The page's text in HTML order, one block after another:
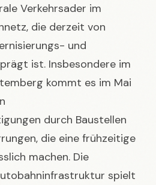
Verkehrsader im
die derzeit von
und
ist. Insbesondere im
kommt es im Mai
durch Baustellen
die eine frühzeitige
machen. Die
spielt